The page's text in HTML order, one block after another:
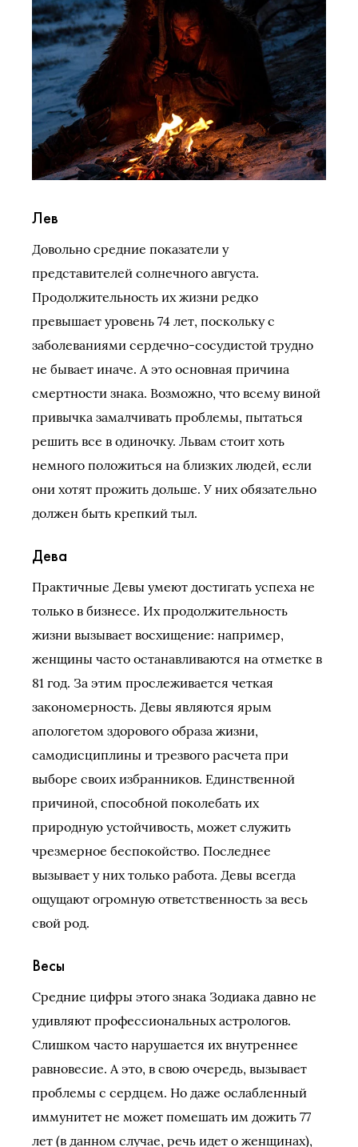
Лев
Довольно средние показатели у
представителей солнечного августа.
Продолжительность их жизни редко
превышает уровень 74 лет, поскольку с
заболеваниями сердечно-сосудистой трудно
не бывает иначе. А это основная причина
смертности знака. Возможно, что всему виной
привычка замалчивать проблемы, пытаться
решить все в одиночку. Львам стоит хоть
немного положиться на близких людей, если
они хотят прожить дольше. У них обязательно
должен быть крепкий тыл.
Дева
Практичные Девы умеют достигать успеха не
только в бизнесе. Их продолжительность
жизни вызывает восхищение: например,
женщины часто останавливаются на отметке в
81 год. За этим прослеживается четкая
закономерность. Девы являются ярым
апологетом здорового образа жизни,
самодисциплины и трезвого расчета при
выборе своих избранников. Единственной
причиной, способной поколебать их
природную устойчивость, может служить
чрезмерное беспокойство. Последнее
вызывает у них только работа. Девы всегда
ощущают огромную ответственность за весь
свой род.
Весы
Средние цифры этого знака Зодиака давно не
удивляют профессиональных астрологов.
Слишком часто нарушается их внутреннее
равновесие. А это, в свою очередь, вызывает
проблемы с сердцем. Но даже ослабленный
иммунитет не может помешать им дожить 77
лет (в данном случае, речь идет о женщинах),